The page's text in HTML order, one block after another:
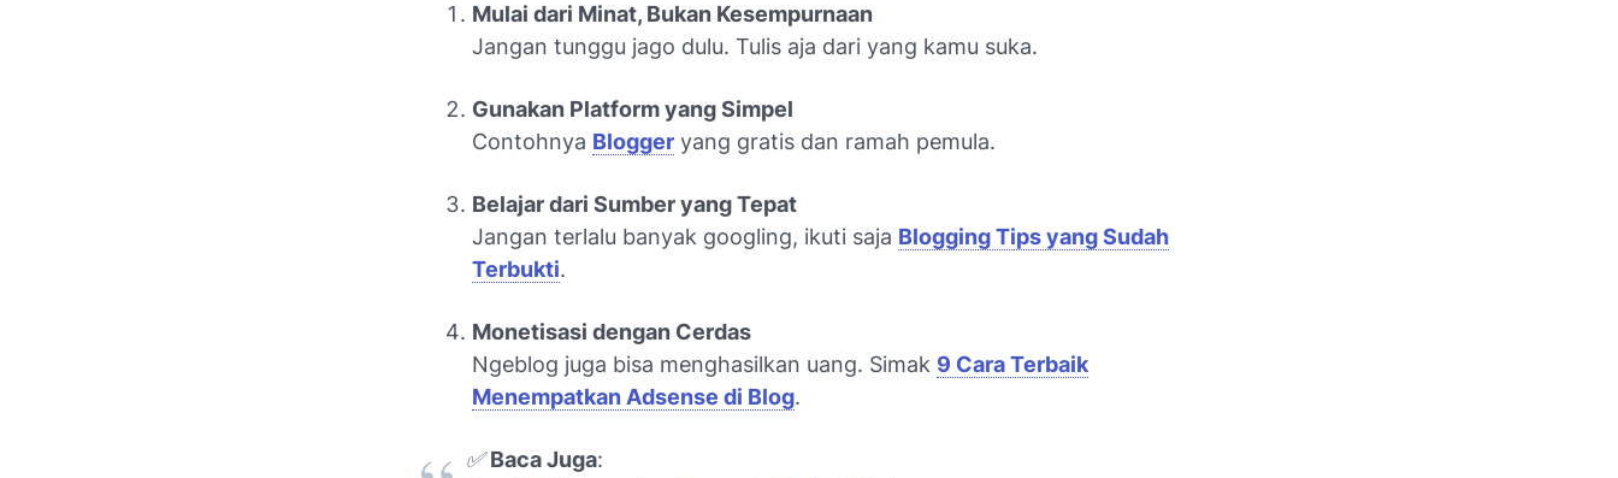
Mulai dari Minat, Bukan Kesempurnaan
Jangan tunggu jago dulu. Tulis aja dari yang kamu suka.
Gunakan Platform yang Simpel
Contohnya Blogger yang gratis dan ramah pemula.
Belajar dari Sumber yang Tepat
Jangan terlalu banyak googling, ikuti saja Blogging Tips yang Sudah
Terbukti.
Monetisasi dengan Cerdas
Ngeblog juga bisa menghasilkan uang. Simak 9 Cara Terbaik
Menempatkan Adsense di Blog.
✅Baca Juga: